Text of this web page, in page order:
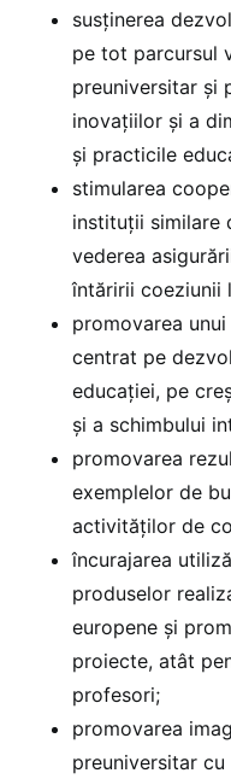
susținerea
pe tot parcursul
preuniversitar și
inovațiilor și a
și practicile
stimularea
instituții similare
vederea
întăririi coeziunii
promovarea
centrat pe
educației, pe
și a schimbului
promovarea
exemplelor de
activităților de
încurajarea
produselor
europene și
proiecte, atât
profesori;
promovarea
preuniversitar